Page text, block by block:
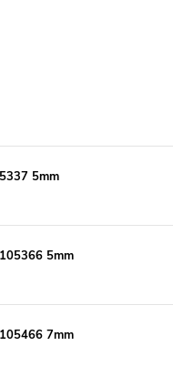
5mm
5mm
7mm